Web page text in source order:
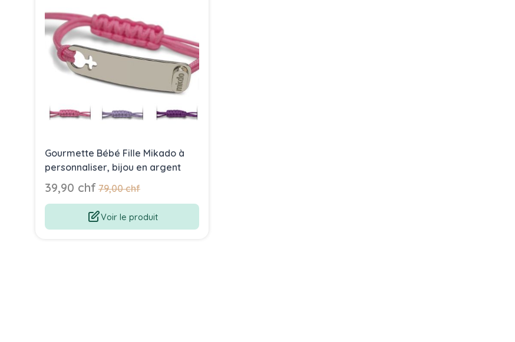
Gourmette Bébé Fille Mikado à
personnaliser, bijou en argent
Prix Spécial
39,90 chf Prix normal
79,00 chf
Voir le produit